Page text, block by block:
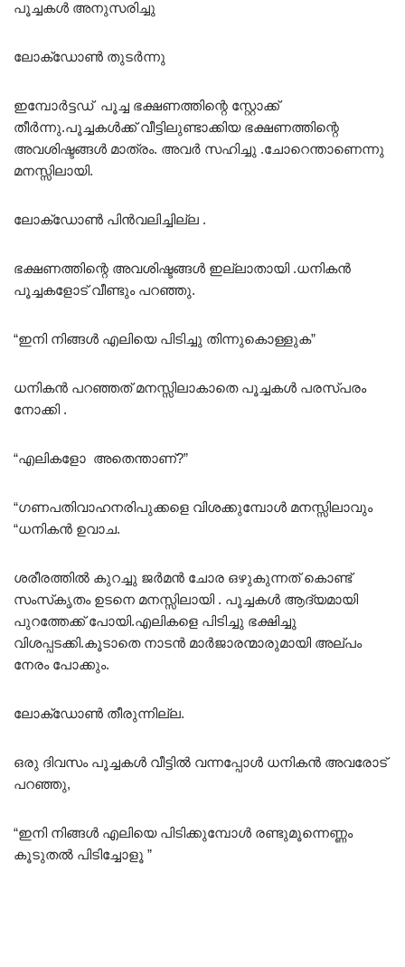
പൂച്ചകൾ അനുസരിച്ചു
ലോക്‌ഡോൺ തുടർന്നു
ഇമ്പോർട്ടഡ് പൂച്ച ഭക്ഷണത്തിന്റെ സ്റ്റോക്ക്
തീർന്നു.പൂച്ചകൾക്ക് വീട്ടിലുണ്ടാക്കിയ ഭക്ഷണത്തിന്റെ
അവശിഷ്ടങ്ങൾ മാത്രം. അവർ സഹിച്ചു .ചോറെന്താണെന്നു
മനസ്സിലായി.
ലോക്‌ഡോൺ പിൻവലിച്ചില്ല .
ഭക്ഷണത്തിന്റെ അവശിഷ്ടങ്ങൾ ഇല്ലാതായി .ധനികൻ
പൂച്ചകളോട് വീണ്ടും പറഞ്ഞു.
“ഇനി നിങ്ങൾ എലിയെ പിടിച്ചു തിന്നുകൊള്ളുക”
ധനികൻ പറഞ്ഞത് മനസ്സിലാകാതെ പൂച്ചകൾ പരസ്പരം
നോക്കി .
“എലികളോ അതെന്താണ്?”
“ഗണപതിവാഹനരിപുക്കളെ വിശക്കുമ്പോൾ മനസ്സിലാവും
“ധനികൻ ഉവാച.
ശരീരത്തിൽ കുറച്ചു ജർമൻ ചോര ഒഴുകുന്നത് കൊണ്ട്
സംസ്‌കൃതം ഉടനെ മനസ്സിലായി . പൂച്ചകൾ ആദ്യമായി
പുറത്തേക്ക് പോയി.എലികളെ പിടിച്ചു ഭക്ഷിച്ചു
വിശപ്പടക്കി.കൂടാതെ നാടൻ മാർജാരന്മാരുമായി അല്പം
നേരം പോക്കും.
ലോക്‌ഡോൺ തീരുന്നില്ല.
ഒരു ദിവസം പൂച്ചകൾ വീട്ടിൽ വന്നപ്പോൾ ധനികൻ അവരോട്
പറഞ്ഞു,
“ഇനി നിങ്ങൾ എലിയെ പിടിക്കുമ്പോൾ രണ്ടുമൂന്നെണ്ണം
കൂടുതൽ പിടിച്ചോളൂ ”